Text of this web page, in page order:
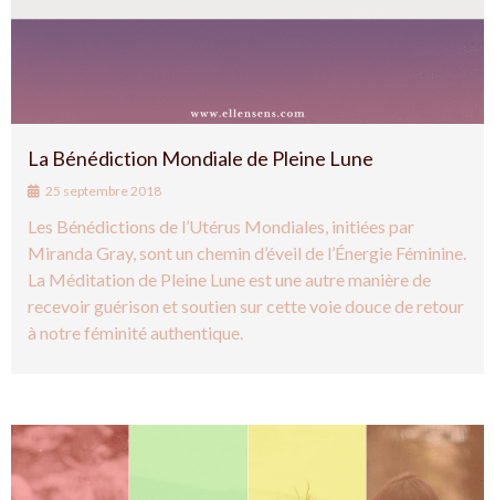
La Bénédiction Mondiale de Pleine Lune
25 septembre 2018
Les Bénédictions de l’Utérus Mondiales, initiées par
Miranda Gray, sont un chemin d’éveil de l’Énergie Féminine.
La Méditation de Pleine Lune est une autre manière de
recevoir guérison et soutien sur cette voie douce de retour
à notre féminité authentique.